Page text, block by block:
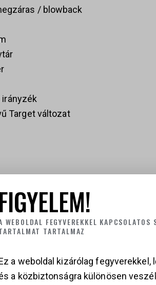
/ blowback
Target változat
TERMÉKEK
FIGYELEM!
WEBOLDAL FEGYVEREKKEL KAPCSOLATOS
TARTALMAZ
a weboldal kizárólag fegyverekkel,
a közbiztonságra különösen